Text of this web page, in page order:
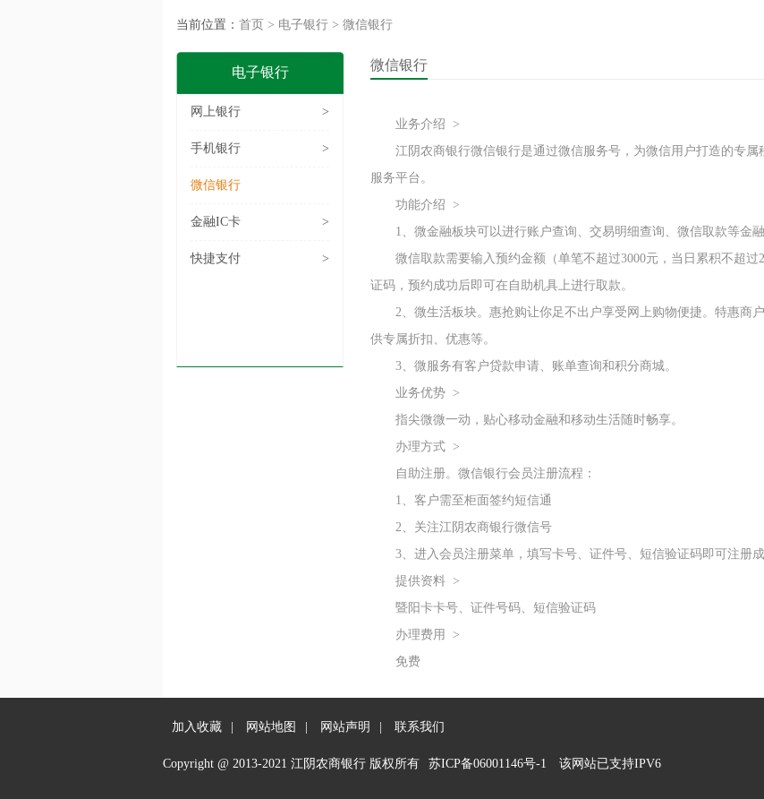
当前位置： 首页 > 电子银行 > 微信银行
电子银行
网上银行 >
手机银行 >
微信银行
金融IC卡 >
快捷支付 >
微信银行
业务介绍 >
江阴农商银行微信银行是通过微信服务号，为微信用户打造的专属
服务平台。
功能介绍 >
1、微金融板块可以进行账户查询、交易明细查询、微信取款等金融
微信取款需要输入预约金额（单笔不超过3000元，当日累积不超过
证码，预约成功后即可在自助机具上进行取款。
2、微生活板块。惠抢购让你足不出户享受网上购物便捷。特惠商
供专属折扣、优惠等。
3、微服务有客户贷款申请、账单查询和积分商城。
业务优势 >
指尖微微一动，贴心移动金融和移动生活随时畅享。
办理方式 >
自助注册。微信银行会员注册流程：
1、客户需至柜面签约短信通
2、关注江阴农商银行微信号
3、进入会员注册菜单，填写卡号、证件号、短信验证码即可注册成
提供资料 >
暨阳卡卡号、证件号码、短信验证码
办理费用 >
免费
加入收藏 网站地图 网站声明 联系我们
Copyright @ 2013-2021 江阴农商银行 版权所有 苏ICP备06001146号-1
该网站已支持IPV6